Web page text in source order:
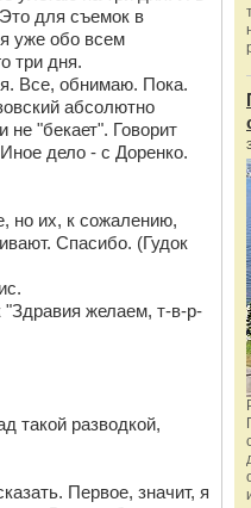
для съемок в
уже обо всем
три дня.
Все, обнимаю. Пока.
абсолютно
не "бекает". Говорит
дело - с Доренко.
но их, к сожалению,
Спасибо. (Гудок
желаем, т-в-р-
такой разводкой,
Первое, значит, я